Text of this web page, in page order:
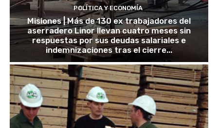
POLÍTICA Y ECONOMÍA
Misiones | Más de 130 ex trabajadores del
aserradero Linor llevan cuatro meses sin
respuestas por sus deudas salariales e
indemnizaciones tras el cierre...